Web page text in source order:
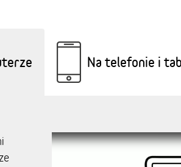
Na telefonie i